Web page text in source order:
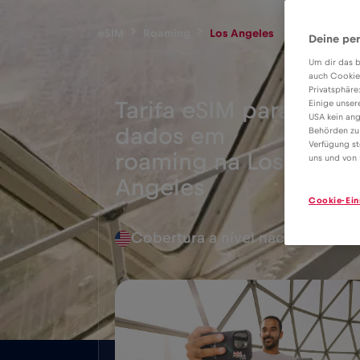
Los Angeles
Tarifa eSIM para
dados em
roaming na Los
Angeles
4€
Cobertura a nível nacional
Deine
Um dir das
auch
Einige
USA kein
Behörden
Verfügung
uns und von
Cookie-